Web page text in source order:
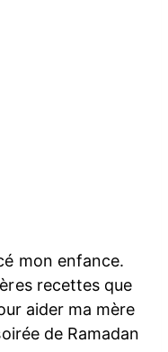
mon enfance.
recettes que
aider ma mère
de Ramadan